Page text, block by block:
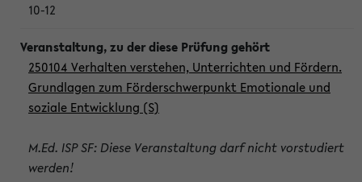
10-12
250104 Verhalten verstehen, Unterrichten und Fördern.
Grundlagen zum Förderschwerpunkt Emotionale und
soziale Entwicklung (S)
M.Ed. ISP SF: Diese Veranstaltung darf nicht vorstudiert
werden!